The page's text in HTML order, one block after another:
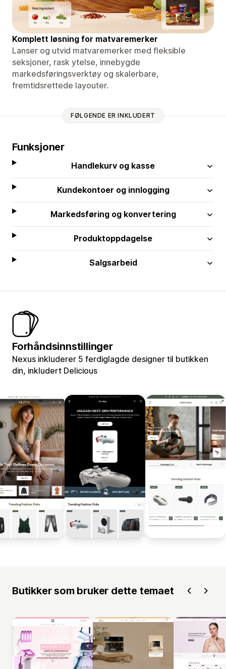
Komplett løsning for matvaremerker
Lanser og utvid matvaremerker med fleksible
seksjoner, rask ytelse, innebygde
markedsføringsverktøy og skalerbare,
fremtidsrettede layouter.
FØLGENDE ER INKLUDERT
Funksjoner
Handlekurv og kasse
Kundekontoer og innlogging
Markedsføring og konvertering
Produktoppdagelse
Salgsarbeid
Forhåndsinnstillinger
Nexus inkluderer 5 ferdiglagde designer til butikken
din, inkludert Delicious
Butikker som bruker dette temaet